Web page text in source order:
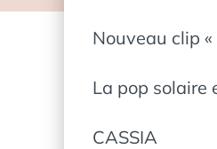
Nouveau clip
La pop solaire
CASSIA